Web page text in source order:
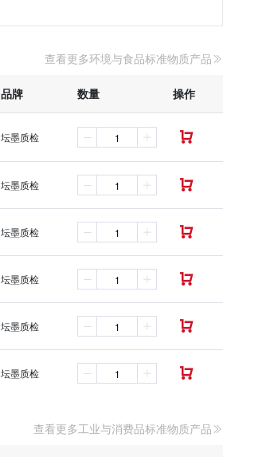
查看更多环境与食品标准物质产品
品牌 数量 操作
坛墨质检 
坛墨质检 
坛墨质检 
坛墨质检 
坛墨质检 
坛墨质检 
查看更多工业与消费品标准物质产品